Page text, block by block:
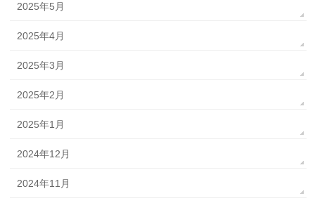
2025年5月
2025年4月
2025年3月
2025年2月
2025年1月
2024年12月
2024年11月